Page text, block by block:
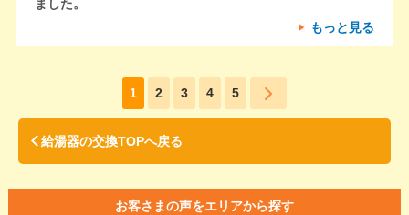
ました。
もっと見る
1 2 3 4 5
給湯器の交換TOPへ戻る
お客さまの声をエリアから探す